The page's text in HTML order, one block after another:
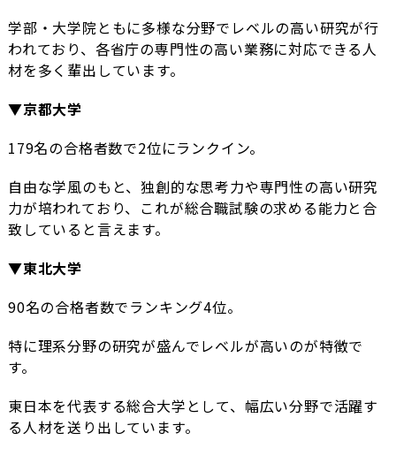
学部・大学院ともに多様な分野でレベルの高い研究が行
われており、各省庁の専門性の高い業務に対応できる人
材を多く輩出しています。
▼京都大学
179名の合格者数で2位にランクイン。
自由な学風のもと、独創的な思考力や専門性の高い研究
力が培われており、これが総合職試験の求める能力と合
致していると言えます。
▼東北大学
90名の合格者数でランキング4位。
特に理系分野の研究が盛んでレベルが高いのが特徴で
す。
東日本を代表する総合大学として、幅広い分野で活躍す
る人材を送り出しています。